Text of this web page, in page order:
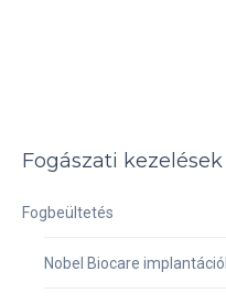
Fogászati kezelések
Fogbeültetés
Nobel Biocare